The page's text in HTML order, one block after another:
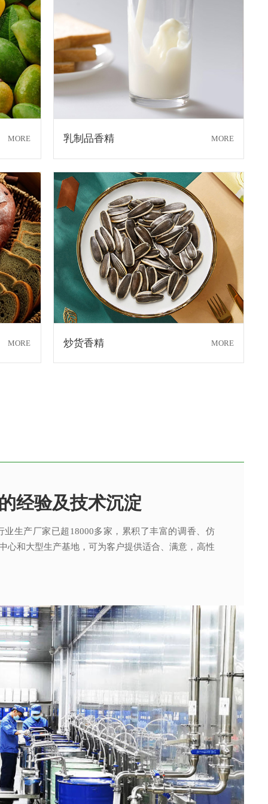
MORE 乳制品香精 MORE
MORE 炒货香精 MORE
经验及技术沉淀
生产厂家已超18000多家，累积了丰富的调香、仿
心和大型生产基地，可为客户提供适合、满意，高性
，可满足客户不同的调香
所院校建立起产、学、研合作，获得发明专利19项，
的极致追求
术于一体的创造性活动。名花调香师感知生活的美
造出令人愉悦的香精香料产品；同时在保证安全、稳
香精应用服务
工程师从事香精香料在各类产品中的开发应用，同
对客户的要求提供相应的香精应用服务，协助我们客
的检验设备
技术人员组成，基于高素质的质量管理团队、完善的
半成品到成品的全流程有效监控，确保了产品稳定性
经验及技术沉淀
生产厂家已超18000多家，累积了丰富的调香、仿
心和大型生产基地，可为客户提供适合、满意，高性
基地，配置有先进的现代化香精生产线，目前年产量
同行业的交货速度奠定了坚实的基础，稳定持续地
们从客户的角度着想，不断满足客户对提高其产品质
司启动应急机制并发挥遍布全球88个销售服务网点的